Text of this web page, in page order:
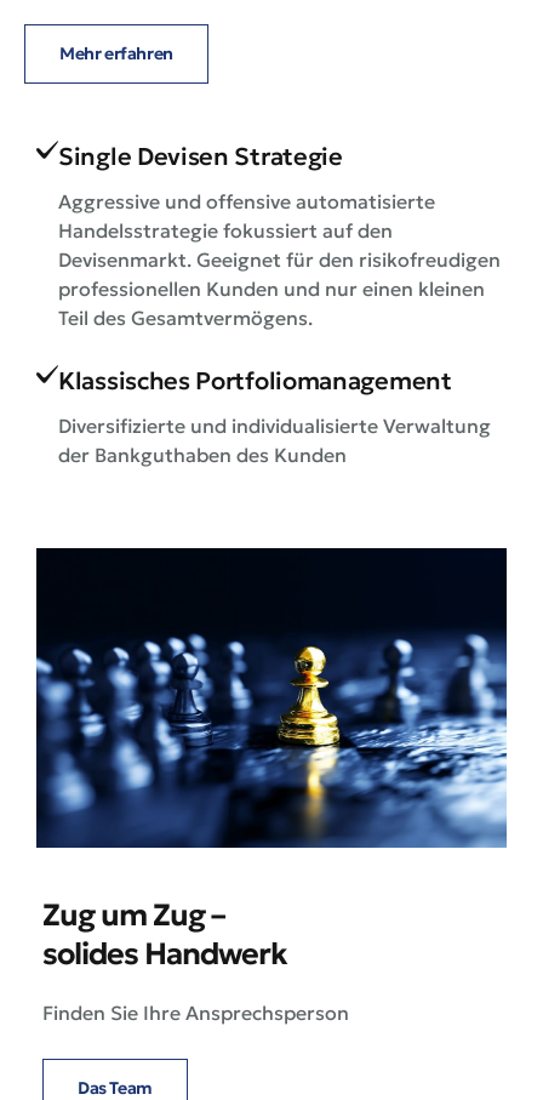
Mehr erfahren
Single Devisen Strategie
Aggressive und offensive automatisierte
Handelsstrategie fokussiert auf den
Devisenmarkt. Geeignet für den risikofreudigen
professionellen Kunden und nur einen kleinen
Teil des Gesamtvermögens.
Klassisches Portfoliomanagement
Diversifizierte und individualisierte Verwaltung
der Bankguthaben des Kunden
Zug um Zug –
solides Handwerk
Finden Sie Ihre Ansprechsperson
Das Team